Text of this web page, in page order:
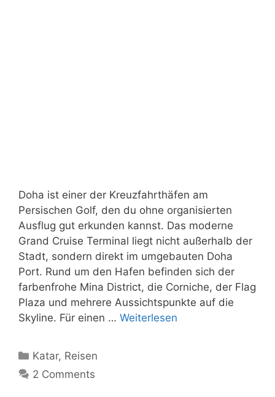
Doha ist einer der Kreuzfahrthäfen am
Persischen Golf, den du ohne organisierten
Ausflug gut erkunden kannst. Das moderne
Grand Cruise Terminal liegt nicht außerhalb der
Stadt, sondern direkt im umgebauten Doha
Port. Rund um den Hafen befinden sich der
farbenfrohe Mina District, die Corniche, der Flag
Plaza und mehrere Aussichtspunkte auf die
Skyline. Für einen … Weiterlesen
Kategorien
Katar, Reisen
2 Comments